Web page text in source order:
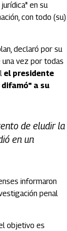
en su
con todo (su)
declaró por su
una vez por todas
el presidente
difamó" a su
de eludir la
en un
informaron
penal
objetivo es